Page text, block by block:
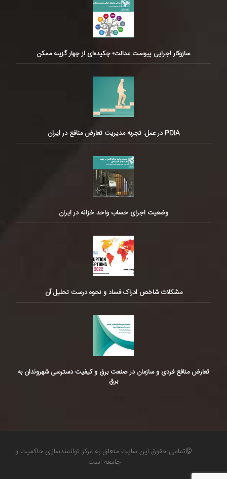
سازوکار اجرایی پیوست عدالت؛ چکیده‌ای از چهار گزینه ممکن
PDIA در عمل: تجربه مدیریت تعارض منافع در ایران
وضعیت اجرای حساب واحد خزانه در ایران
مشکلات شاخص ادراک فساد و نحوه درست تحلیل آن
تعارض منافع فردی و سازمان در صنعت برق و کیفیت دسترسی شهروندان به
برق
©تمامی حقوق این سایت متعلق به مرکز توانمندسازی حاکمیت و
جامعه است.